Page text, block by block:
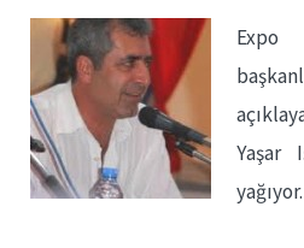
Yaşar
yağıyor.